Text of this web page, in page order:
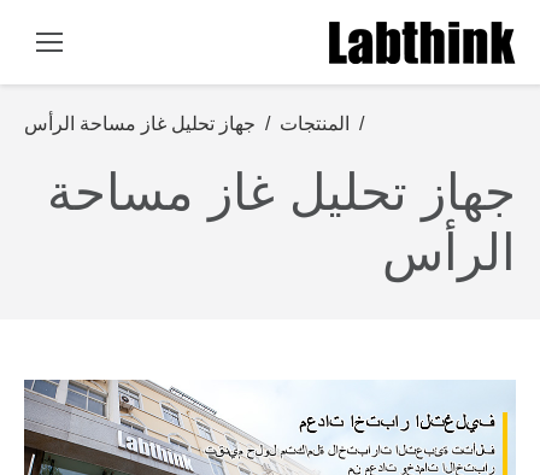
/ المنتجات / جهاز تحليل غاز مساحة الرأس
جهاز تحليل غاز مساحة
الرأس